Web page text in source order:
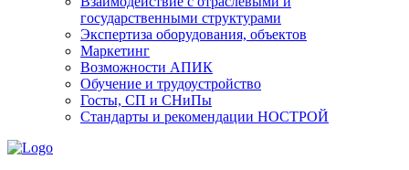
государственными структурами
Экспертиза оборудования, объектов
Маркетинг
Возможности АПИК
Обучение и трудоустройство
Госты, СП и СНиПы
Стандарты и рекомендации НОСТРОЙ